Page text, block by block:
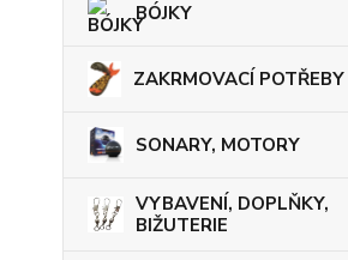
BÓJKY
ZAKRMOVACÍ POTŘEBY
SONARY, MOTORY
VYBAVENÍ, DOPLŇKY,
BIŽUTERIE